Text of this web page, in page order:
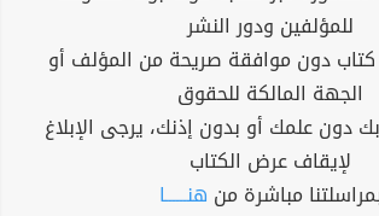
للمؤلفين ودور النشر
كتاب دون موافقة صريحة من المؤلف أو
الجهة المالكة للحقوق
دون علمك أو بدون إذنك، يرجى الإبلاغ
لإيقاف عرض الكتاب
مباشرة من هنــــــا